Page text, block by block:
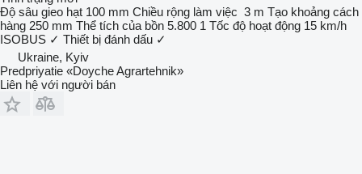
Độ sâu gieo hạt 100 mm Chiều rộng làm việc 3 m Tạo khoảng cách
hàng 250 mm Thể tích của bồn 5.800 1 Tốc độ hoạt động 15 km/h
ISOBUS ✓ Thiết bị đánh dấu ✓
Ukraine, Kyiv
Predpriyatie «Doyche Agrartehnik»
Liên hệ với người bán